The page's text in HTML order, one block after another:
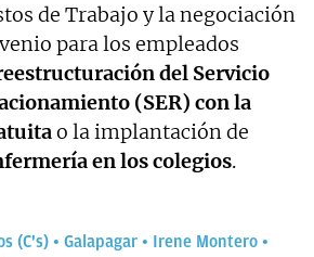
de Trabajo y la negociación
para los empleados
del Servicio
(SER) con la
o la implantación de
en los colegios.
(C's) Galapagar
Irene Montero